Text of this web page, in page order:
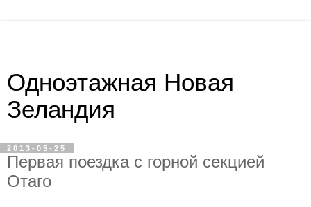
Одноэтажная Новая
Зеландия
2013-05-25
Первая поездка с горной секцией
Отаго